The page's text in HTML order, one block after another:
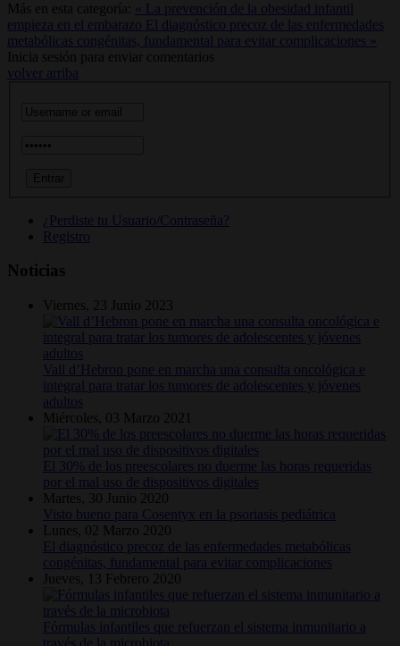
Más en esta categoría: « La prevención de la obesidad infantil
empieza en el embarazo El diagnóstico precoz de las enfermedades
metabólicas congénitas, fundamental para evitar complicaciones »
Inicia sesión para enviar comentarios
volver arriba
¿Perdiste tu Usuario/Contraseña?
Registro
Noticias
Viernes, 23 Junio 2023
Vall d’Hebron pone en marcha una consulta oncológica e
integral para tratar los tumores de adolescentes y jóvenes
adultos
Miércoles, 03 Marzo 2021
El 30% de los preescolares no duerme las horas requeridas
por el mal uso de dispositivos digitales
Martes, 30 Junio 2020
Visto bueno para Cosentyx en la psoriasis pediátrica
Lunes, 02 Marzo 2020
El diagnóstico precoz de las enfermedades metabólicas
congénitas, fundamental para evitar complicaciones
Jueves, 13 Febrero 2020
Fórmulas infantiles que refuerzan el sistema inmunitario a